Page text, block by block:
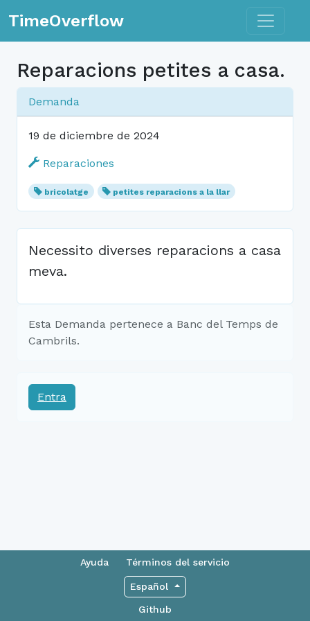
TimeOverflow Toggle
Reparacions petites a casa.
Demanda
19 de diciembre de 2024
Reparaciones
bricolatge petites reparacions a la llar
Necessito diverses reparacions a casa
meva.
Esta Demanda pertenece a Banc del Temps de
Cambrils.
Entra
Ayuda Términos del servicio
Español
Github